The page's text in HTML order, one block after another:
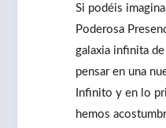
Si podéis
Poderosa
galaxia infinita
pensar en una
Infinito y en lo
hemos